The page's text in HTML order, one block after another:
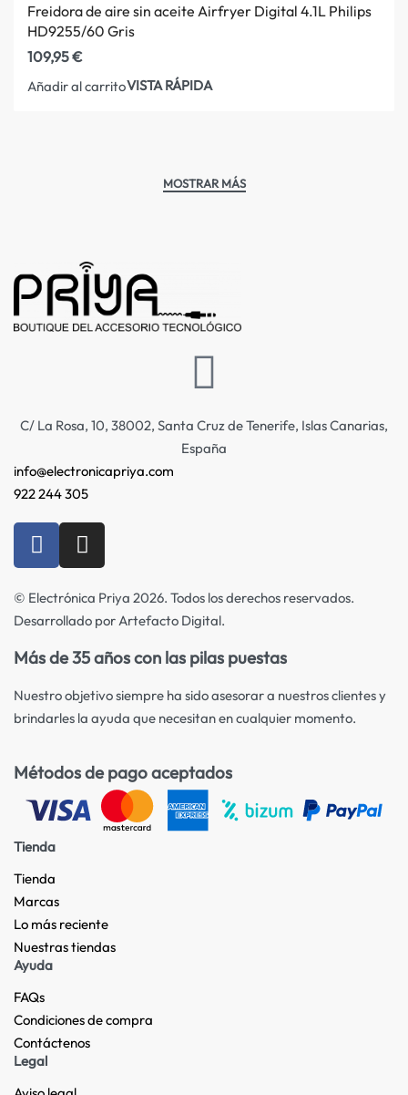
Freidora de aire sin aceite Airfryer Digital 4.1L Philips
HD9255/60 Gris
109,95€
Añadir al carritoVISTA RÁPIDA
C/ La Rosa, 10, 38002, Santa Cruz de Tenerife, Islas Canarias,
España
info@electronicapriya.com
922 244 305
© Electrónica Priya 2026. Todos los derechos reservados.
Desarrollado por Artefacto Digital.
Más de 35 años con las pilas puestas
Nuestro objetivo siempre ha sido asesorar a nuestros clientes y
brindarles la ayuda que necesitan en cualquier momento.
Métodos de pago aceptados
Tienda
Tienda
Marcas
Lo más reciente​
Nuestras tiendas​
Ayuda
FAQs
Condiciones de compra
Contáctenos
Legal